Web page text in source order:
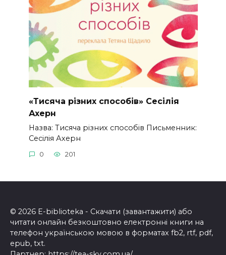
«Тисяча різних способів» Сесілія
Ахерн
Назва: Тисяча різних способів Письменник:
Сесілія Ахерн
0 201
© 2026 E-biblioteka - Скачати (завантажити) або
читати онлайн безкоштовно електронні книги на
телефон українською мовою в форматах fb2, rtf, pdf,
epub, txt.